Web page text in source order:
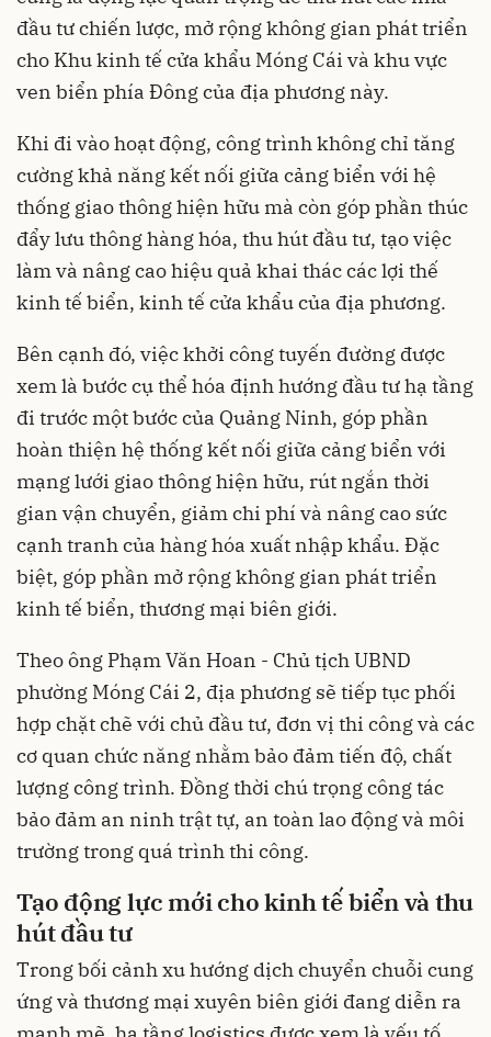
đầu tư chiến lược, mở rộng không gian phát triển
cho Khu kinh tế cửa khẩu Móng Cái và khu vực
ven biển phía Đông của địa phương này.
Khi đi vào hoạt động, công trình không chỉ tăng
cường khả năng kết nối giữa cảng biển với hệ
thống giao thông hiện hữu mà còn góp phần thúc
đẩy lưu thông hàng hóa, thu hút đầu tư, tạo việc
làm và nâng cao hiệu quả khai thác các lợi thế
kinh tế biển, kinh tế cửa khẩu của địa phương.
Bên cạnh đó, việc khởi công tuyến đường được
xem là bước cụ thể hóa định hướng đầu tư hạ tầng
đi trước một bước của Quảng Ninh, góp phần
hoàn thiện hệ thống kết nối giữa cảng biển với
mạng lưới giao thông hiện hữu, rút ngắn thời
gian vận chuyển, giảm chi phí và nâng cao sức
cạnh tranh của hàng hóa xuất nhập khẩu. Đặc
biệt, góp phần mở rộng không gian phát triển
kinh tế biển, thương mại biên giới.
Theo ông Phạm Văn Hoan - Chủ tịch UBND
phường Móng Cái 2, địa phương sẽ tiếp tục phối
hợp chặt chẽ với chủ đầu tư, đơn vị thi công và các
cơ quan chức năng nhằm bảo đảm tiến độ, chất
lượng công trình. Đồng thời chú trọng công tác
bảo đảm an ninh trật tự, an toàn lao động và môi
trường trong quá trình thi công.
Tạo động lực mới cho kinh tế biển và thu
hút đầu tư
Trong bối cảnh xu hướng dịch chuyển chuỗi cung
ứng và thương mại xuyên biên giới đang diễn ra